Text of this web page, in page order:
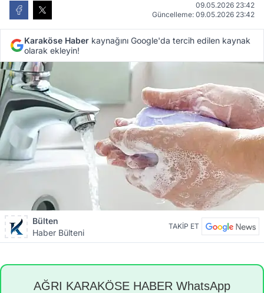
09.05.2026 23:42
Güncelleme: 09.05.2026 23:42
Karaköse Haber kaynağını Google'da tercih edilen kaynak
olarak ekleyin!
Bülten
Haber Bülteni
TAKİP ET
AĞRI KARAKÖSE HABER WhatsApp